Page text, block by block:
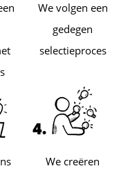
We volgen een
gedegen
selectieproces
4.
We creëren